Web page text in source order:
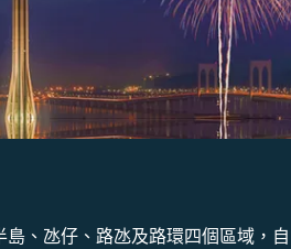
、氹仔、路氹及路環四個區域，